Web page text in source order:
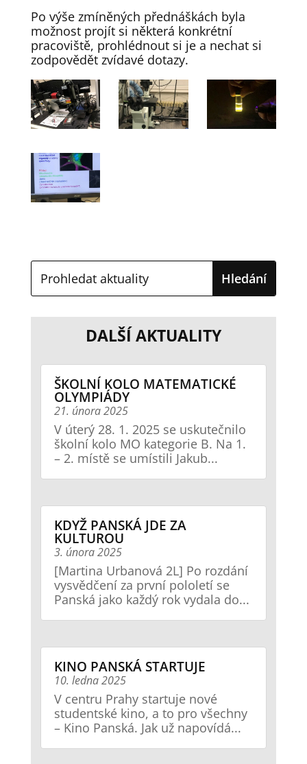
Po výše zmíněných přednáškách byla
možnost projít si některá konkrétní
pracoviště, prohlédnout si je a nechat si
zodpovědět zvídavé dotazy.
DALŠÍ AKTUALITY
ŠKOLNÍ KOLO MATEMATICKÉ
OLYMPIÁDY
21. února 2025
V úterý 28. 1. 2025 se uskutečnilo
školní kolo MO kategorie B. Na 1.
– 2. místě se umístili Jakub...
KDYŽ PANSKÁ JDE ZA
KULTUROU
3. února 2025
[Martina Urbanová 2L] Po rozdání
vysvědčení za první pololetí se
Panská jako každý rok vydala do...
KINO PANSKÁ STARTUJE
10. ledna 2025
V centru Prahy startuje nové
studentské kino, a to pro všechny
– Kino Panská. Jak už napovídá...